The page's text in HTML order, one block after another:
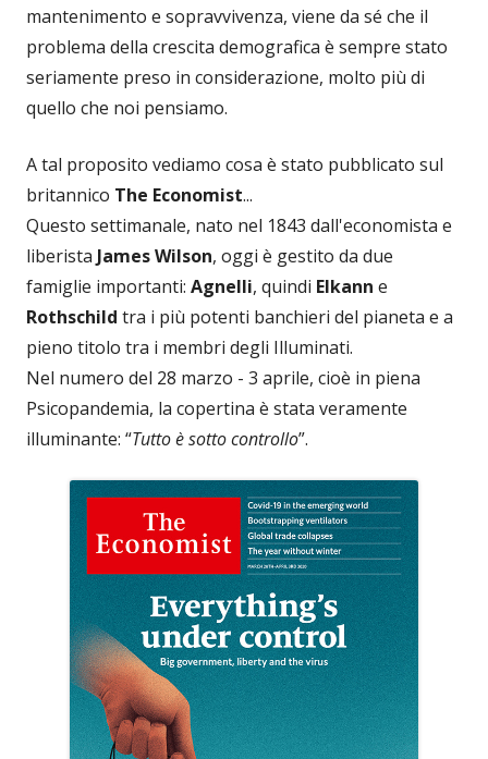
mantenimento e sopravvivenza, viene da sé che il
problema della crescita demografica è sempre stato
seriamente preso in considerazione, molto più di
quello che noi pensiamo.
A tal proposito vediamo cosa è stato pubblicato sul
britannico The Economist...
Questo settimanale, nato nel 1843 dall'economista e
liberista James Wilson, oggi è gestito da due
famiglie importanti: Agnelli, quindi Elkann e
Rothschild tra i più potenti banchieri del pianeta e a
pieno titolo tra i membri degli Illuminati.
Nel numero del 28 marzo - 3 aprile, cioè in piena
Psicopandemia, la copertina è stata veramente
illuminante: “Tutto è sotto controllo”.